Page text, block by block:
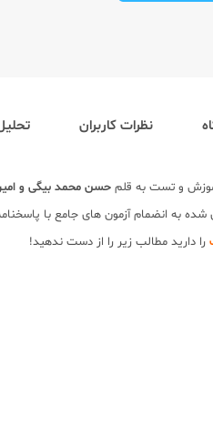
نظرات کاربران
و تست به قلم حسن محمد بیگی و
شده به انضمام آزمون های جامع با
را دارید مطالب زیر را از دست ندهید!